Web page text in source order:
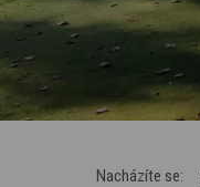
Nacházíte se: